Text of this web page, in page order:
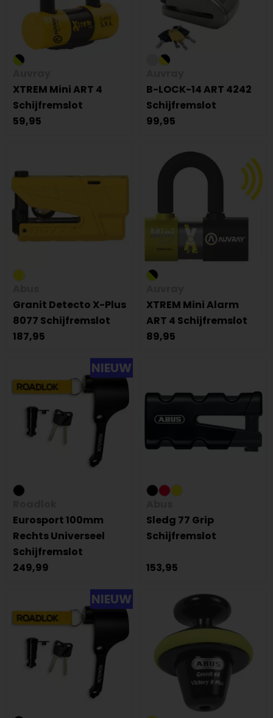
XTREM Mini ART 4
Schijfremslot
59,95
B-LOCK-14 ART 4242
Schijfremslot
99,95
Granit Detecto X-Plus
8077 Schijfremslot
187,95
XTREM Mini Alarm
ART 4 Schijfremslot
89,95
NIEUW
Eurosport 100mm
Rechts Universeel
Schijfremslot
249,99
Sledg 77 Grip
Schijfremslot
153,95
NIEUW